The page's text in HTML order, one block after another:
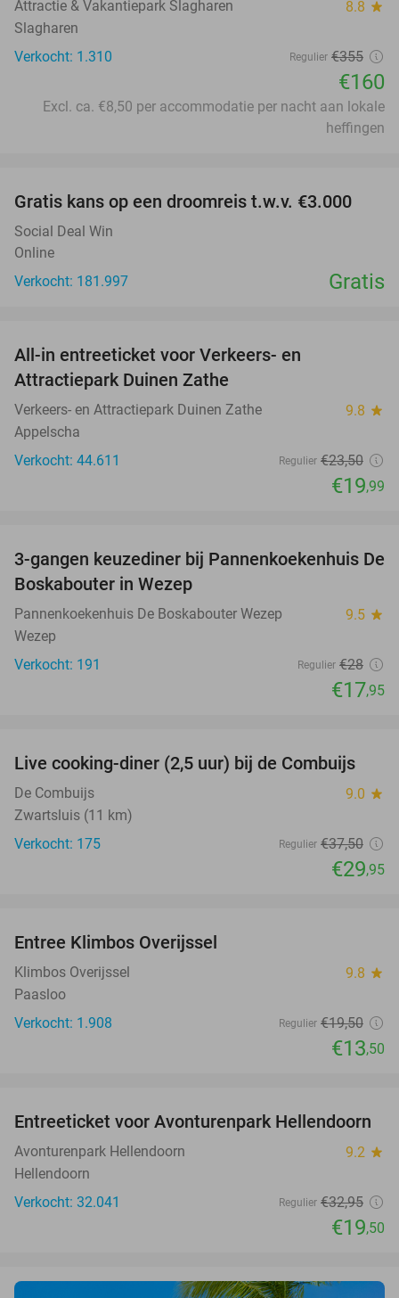
Attractie & Vakantiepark Slagharen 8.8 star
Slagharen
Verkocht: 1.310
Regulier €355
€160
Excl. ca. €8,50 per accommodatie per nacht aan lokale
heffingen
Gratis kans op een droomreis t.w.v. €3.000
Social Deal Win
Online
Verkocht: 181.997
Gratis
All-in entreeticket voor Verkeers- en
Attractiepark Duinen Zathe
Verkeers- en Attractiepark Duinen Zathe 9.8 star
Appelscha
Verkocht: 44.611
Regulier €23,50
€19,99
36%
3-gangen keuzediner bij Pannenkoekenhuis De
Boskabouter in Wezep
Pannenkoekenhuis De Boskabouter Wezep 9.5 star
Wezep
Verkocht: 191
Regulier €28
€17,95
20%
Live cooking-diner (2,5 uur) bij de Combuijs
De Combuijs 9.0 star
Zwartsluis (11 km)
Verkocht: 175
Regulier €37,50
€29,95
Entree Klimbos Overijssel
Klimbos Overijssel 9.8 star
Paasloo
Verkocht: 1.908
Regulier €19,50
€13,50
41%
Entreeticket voor Avonturenpark Hellendoorn
Avonturenpark Hellendoorn 9.2 star
Hellendoorn
Verkocht: 32.041
Regulier €32,95
€19,50